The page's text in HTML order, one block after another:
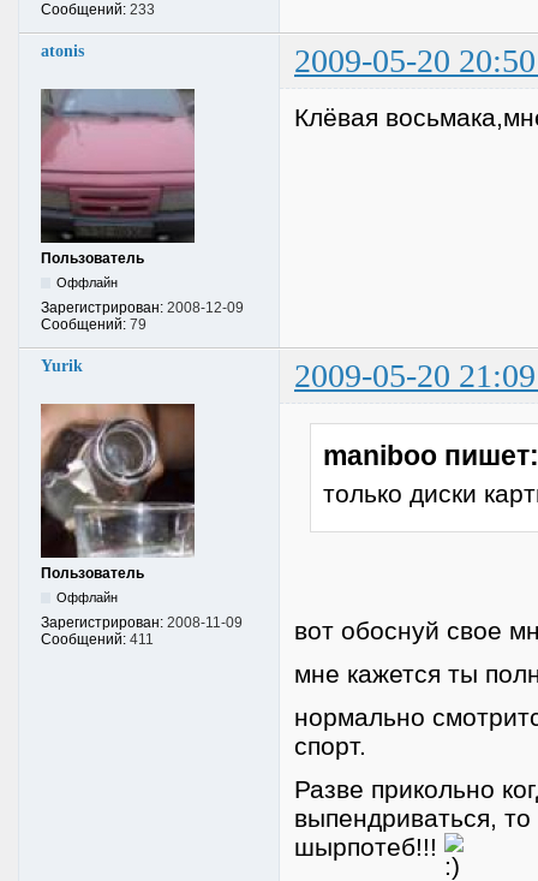
Сообщений: 233
atonis 2009-05-20
Пользователь
Оффлайн
Зарегистрирован: 2008-12-09
Сообщений: 79
Клёвая
Yurik 2009-05-20
Пользователь
Оффлайн
Зарегистрирован: 2008-11-09
Сообщений: 411
maniboo пишет:
только диски
вот обоснуй свое
мне кажется ты
нормально
спорт.
Разве прикольно
выпендриваться,
шырпотеб!!!